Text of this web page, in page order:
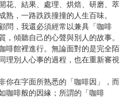
花、結果、處理、烘焙、研磨、萃
熟，一路跌跌撞撞的人生百味。
問，我還必須經常以兼具「咖啡
，傾聽自己的心聲與別人的故事。
啡館裡進行。無論面對的是完全陌
理別人心事的過程，也在重新審視
你在字面所熟悉的「咖啡因」，而
咖啡般的因緣；所謂的「咖啡